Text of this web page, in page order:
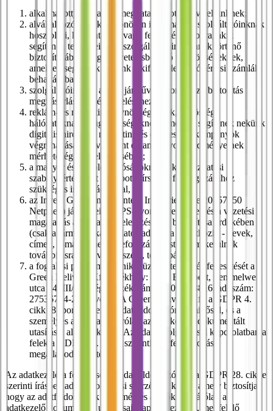
alkalmazottjainknak és meghatalmazott képviselőinknek;
alvállalkozóinknak, különösen informatikai szolgáltatóinknak
hosztolási, karbantartási vagy fejlesztési célokra, akik
segítenek termékeink és szolgáltatásaink Önnek történő
biztosításában, vagy követelésbehajtó ügynökségeknek,
amelyek segítenek nekünk a kifizetetlen autóbérlési számlák
behajtásában;
szolgáltatóinknak az Ön járművére vonatkozó biztosítás
megvásárlásához és kezeléséhez;
reklám- és marketingügynökségeknek, közösségi
hálózatoknak és ügynökségeknek, amelyek segítenek nekünk
digitális hirdetési, marketing és értékesítési kampányok
végrehajtásában, valamint e kampányok eredményeinek
mérhetőségének elemzésében;
a magyar és külföldi hatóságoknak a közigazgatási
szabálysértésekért kiszabott bírságok feldolgozásához
szükséges információkkal, és
az Invers GmbH-nak (Untere Industriestraße 20, 57250
Netphen) járműveink GPS-nyomkövetésének és a vezetési
magatartás automatikus elemzésének biztosítása érdekében
(csak a járművel kapcsolatos adatokra vonatkozik - nevek,
címek, e-mail címek, telefonszámok stb. nem kerülnek
továbbításra az Invers részére, továbbá
a foglalási platform technikai üzemeltetését és fejlesztését a
Green Delivery Kft. (székhely: 1052 Budapest, Semmelweis
utca 14. III/11.; cégjegyzékszám: 01-09-433816; adószám:
27536764-2-41) végzi. A Green Delivery Kft. a GDPR 4.
cikk (8) pontja szerinti adatfeldolgozónak minősül, és a
személyes adatokat kizárólag az adatkezelő dokumentált
utasításai alapján kezeli. Az adatfeldolgozással kapcsolatban a
felek a GDPR 28. cikke szerinti adatfeldolgozási
megállapodást kötöttek.
Az adatkezelő a fent felsorolt adatfeldolgozókkal a GDPR 28. cikke
szerinti írásbeli adatfeldolgozási szerződést kötött, amely biztosítja,
hogy az adatfeldolgozók a személyes adatokat kizárólag az
adatkezelő dokumentált utasításai alapján kezeljék, megfelelő